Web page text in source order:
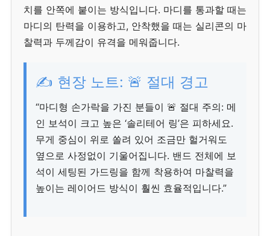
치를 안쪽에 붙이는 방식입니다. 마디를 통과할 때는
마디의 탄력을 이용하고, 안착했을 때는 실리콘의 마
찰력과 두께감이 유격을 메워줍니다.
✍️ 현장 노트: 🚨 절대 경고
“마디형 손가락을 가진 분들이 🚨 절대 주의: 메
인 보석이 크고 높은 ‘솔리테어 링’은 피하세요.
무게 중심이 위로 쏠려 있어 조금만 헐거워도
옆으로 사정없이 기울어집니다. 밴드 전체에 보
석이 세팅된 가드링을 함께 착용하여 마찰력을
높이는 레이어드 방식이 훨씬 효율적입니다.”